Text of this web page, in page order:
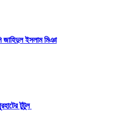
জাহিদুল ইসলাম মিঞা
টুটুল